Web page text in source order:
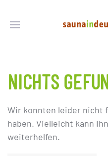
NICHTS
Wir konnten leider nicht
haben. Vielleicht kann
weiterhelfen.